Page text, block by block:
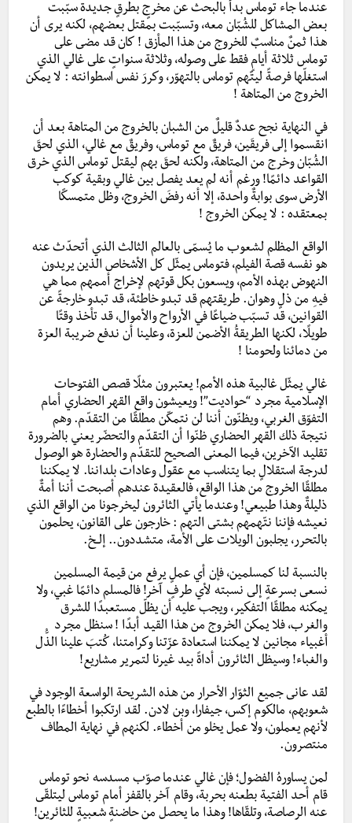
عندما جاء توماس بدأ بالبحث عن مخرجٍ بطرقٍ جديدة سبّبت
بعض المشاكل للشُبّان معه، وتسبّبت بمقتل بعضهم، لكنه يرى أن
هذا ثمنٌ مناسبٌ للخروج من هذا المأزق ! كان قد مضى على
توماس ثلاثة أيامٍ فقط على وصوله، وثلاثة سنواتٍ على غالي الذي
استغلّها فرصةً ليتّهم توماس بالتهوّر، وكررَ نفس اسطوانته : لا يمكن
الخروج من المتاهة !
في النهاية نجح عددٌ قليلٌ من الشبان بالخروج من المتاهة بعد أن
انقسموا إلى فريقَين، فريقٌ مع توماس، وفريقٌ مع غالي، الذي لحقَ
الشُبّان وخرج من المتاهة، ولكنه لحقَ بهم ليقتل توماس الذي خرق
القواعد دائمًا! ورغم أنه لم يعد يفصل بين غالي وبقية كوكب
الأرض سوى بوابةٌ واحدة، إلا أنه رفضَ الخروج، وظل متمسكًا
بمعتقده : لا يمكن الخروج !
الواقع المظلم لشعوب ما يُسمّى بالعالم الثالث الذي أتحدّث عنه
هو نفسه قصة الفيلم، فتوماس يمثّل كل الأشخاص الذين يريدون
النهوض بهذه الأمم، ويسعون بكل قوتهم لإخراج أممهم مما هي
فيهِ من ذلٍ وهوان. طريقتهم قد تبدو خاطئة، قد تبدو خارجةً عن
القوانين، قد تسبّب ضياعًا في الأرواح والأموال، قد تأخذ وقتًا
طويلًا، لكنها الطريقةُ الأضمن للعزة، وعلينا أن ندفع ضريبة العزة
من دمائنا ولحومنا !
غالي يمثّل غالبية هذه الأمم! يعتبرون مثلًا قصص الفتوحات
الإسلامية مجرد “حواديت”! ويعيشون واقع القهر الحضاري أمام
التفوّق الغربي، ويظنّون أننا لن نتمكّن مطلقًا من التقدّم. وهم
نتيجة ذلك القهر الحضاري ظنّوا أن التقدّم والتحضّر يعني بالضرورة
تقليد الآخرين، فيما المعنى الصحيح للتقدّم والحضارة هو الوصول
لدرجة استقلالٍ بما يتناسب مع عقول وعادات بلداننا. لا يمكننا
مطلقًا الخروج من هذا الواقع، فالعقيدة عندهم أصبحت أننا أمةٌ
ذليلةٌ وهذا طبيعي! وعندما يأتي الثائرون ليخرجونا من الواقع الذي
نعيشه فإننا نتّهمهم بشتى التهم : خارجون على القانون، يحلمون
بالتحرر، يجلبون الويلات على الأمة، متشددون.. إلــخ.
بالنسبة لنا كمسلمين، فإن أي عملٍ يرفع من قيمة المسلمين
نسعى بسرعةٍ إلى نسبته لأي طرفٍ آخر! فالمسلم دائمًا غبي، ولا
يمكنه مطلقًا التفكير، ويجب عليه أن يظلّ مستعبدًا للشرق
والغرب، فلا يمكن الخروج من هذا القيد أبدًا ! سنظل مجرد
أغبياء مجانين لا يمكننا استعادة عزّتنا وكرامتنا، كُتبَ علينا الذُّل
والغباء! وسيظل الثائرون أداةً بيد غيرنا لتمرير مشاريع!
لقد عانى جميع الثوّار الأحرار من هذه الشريحة الواسعة الوجود في
شعوبهم، مالكوم إكس، جيفارا، وبن لادن. لقد ارتكبوا أخطاءًا بالطبع
لأنهم يعملون، ولا عمل يخلو من أخطاء. لكنهم في نهاية المطاف
منتصرون.
لمن يساورهُ الفضول؛ فإن غالي عندما صوّب مسدسه نحو توماس
قام أحد الفتية بطعنه بحربة، وقام آخر بالقفز أمام توماس ليتلقّى
عنه الرصاصة، وتلقّاها! وهذا ما يحصل من حاضنةٍ شعبيةٍ للثائرين!